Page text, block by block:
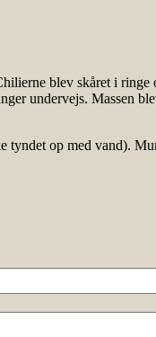
blev skåret i ringe
undervejs. Massen
tyndet op med vand).